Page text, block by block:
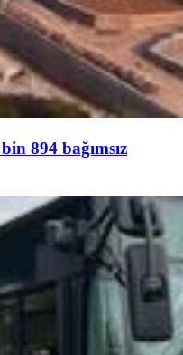
894 bağımsız